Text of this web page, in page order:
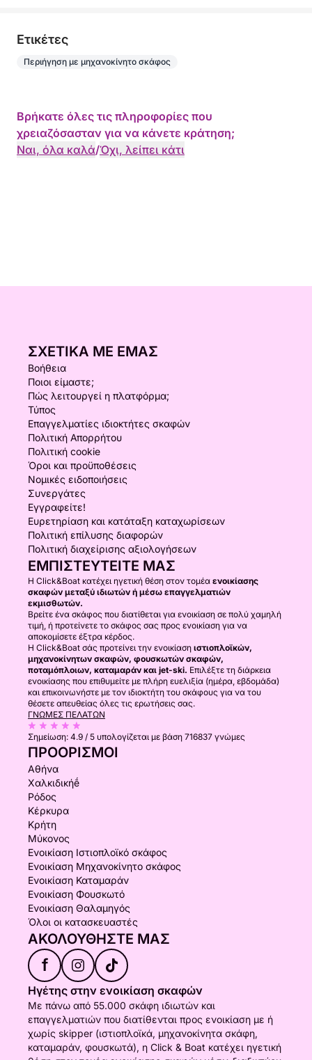
Eτικέτες
Περιήγηση με μηχανοκίνητο σκάφος
Βρήκατε όλες τις πληροφορίες που
χρειαζόσασταν για να κάνετε κράτηση;
Ναι, όλα καλά/Όχι, λείπει κάτι
ΣΧΕΤΙΚΆ ΜΕ ΕΜΆΣ
Βοήθεια
Ποιοι είμαστε;
Πώς λειτουργεί η πλατφόρμα;
Τύπος
Επαγγελματίες ιδιοκτήτες σκαφών
Πολιτική Απορρήτου
Πολιτική cookie
Όροι και προϋποθέσεις
Νομικές ειδοποιήσεις
Συνεργάτες
Εγγραφείτε!
Ευρετηρίαση και κατάταξη καταχωρίσεων
Πολιτική επίλυσης διαφορών
Πολιτική διαχείρισης αξιολογήσεων
ΕΜΠΙΣΤΕΥΤΕΊΤΕ ΜΑΣ
Η Click&Boat κατέχει ηγετική θέση στον τομέα ενοικίασης
σκαφών μεταξύ ιδιωτών ή μέσω επαγγελματιών
εκμισθωτών.
Βρείτε ένα σκάφος που διατίθεται για ενοικίαση σε πολύ χαμηλή
τιμή, ή προτείνετε το σκάφος σας προς ενοικίαση για να
αποκομίσετε έξτρα κέρδος.
Η Click&Boat σάς προτείνει την ενοικίαση ιστιοπλοϊκών,
μηχανοκίνητων σκαφών, φουσκωτών σκαφών,
ποταμόπλοιων, καταμαράν και jet-ski. Επιλέξτε τη διάρκεια
ενοικίασης που επιθυμείτε με πλήρη ευελιξία (ημέρα, εβδομάδα)
και επικοινωνήστε με τον ιδιοκτήτη του σκάφους για να του
θέσετε απευθείας όλες τις ερωτήσεις σας.
ΓΝΏΜΕΣ ΠΕΛΑΤΏΝ
Σημείωση: 4.9 / 5 υπολογίζεται με βάση 716837 γνώμες
ΠΡΟΟΡΙΣΜΟΊ
Αθήνα
Χαλκιδικήḗ
Ρόδος
Κέρκυρα
Κρήτη
Μύκονος
Ενοικίαση Ιστιοπλοϊκό σκάφος
Ενοικίαση Μηχανοκίνητο σκάφος
Ενοικίαση Καταμαράν
Ενοικίαση Φουσκωτό
Ενοικίαση Θαλαμηγός
Όλοι οι κατασκευαστές
ΑΚΟΛΟΥΘΉΣΤΕ ΜΑΣ
f
Ηγέτης στην ενοικίαση σκαφών
Με πάνω από 55.000 σκάφη ιδιωτών και
επαγγελματιών που διατίθενται προς ενοικίαση με ή
χωρίς skipper (ιστιοπλοϊκά, μηχανοκίνητα σκάφη,
καταμαράν, φουσκωτά), η Click & Boat κατέχει ηγετική